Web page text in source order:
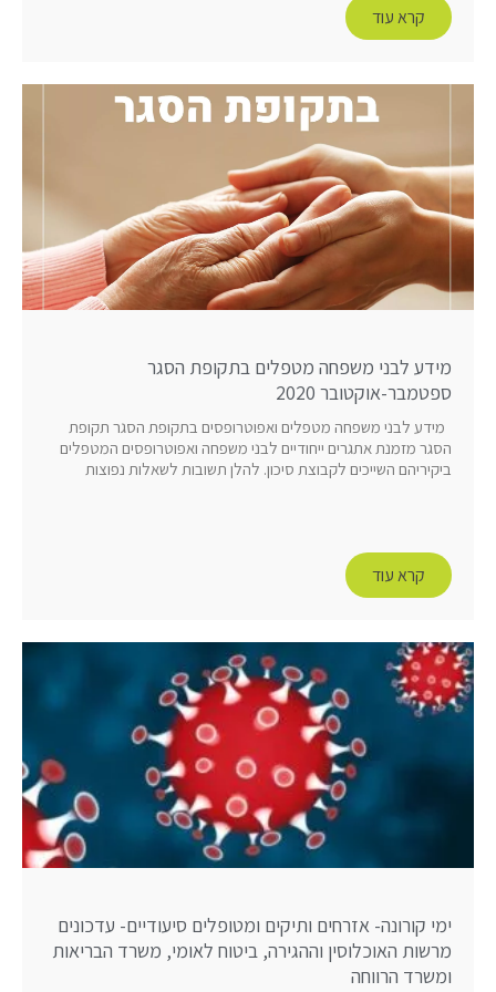
קרא עוד
מידע לבני משפחה מטפלים בתקופת הסגר
ספטמבר-אוקטובר 2020
מידע לבני משפחה מטפלים ואפוטרופסים בתקופת הסגר תקופת
הסגר מזמנת אתגרים ייחודיים לבני משפחה ואפוטרופסים המטפלים
ביקיריהם השייכים לקבוצת סיכון. להלן תשובות לשאלות נפוצות
קרא עוד
ימי קורונה- אזרחים ותיקים ומטופלים סיעודיים- עדכונים
מרשות האוכלוסין וההגירה, ביטוח לאומי, משרד הבריאות
ומשרד הרווחה